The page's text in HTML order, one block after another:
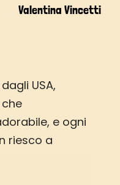
Valentina Vincetti
USA,
e ogni
riesco a
la